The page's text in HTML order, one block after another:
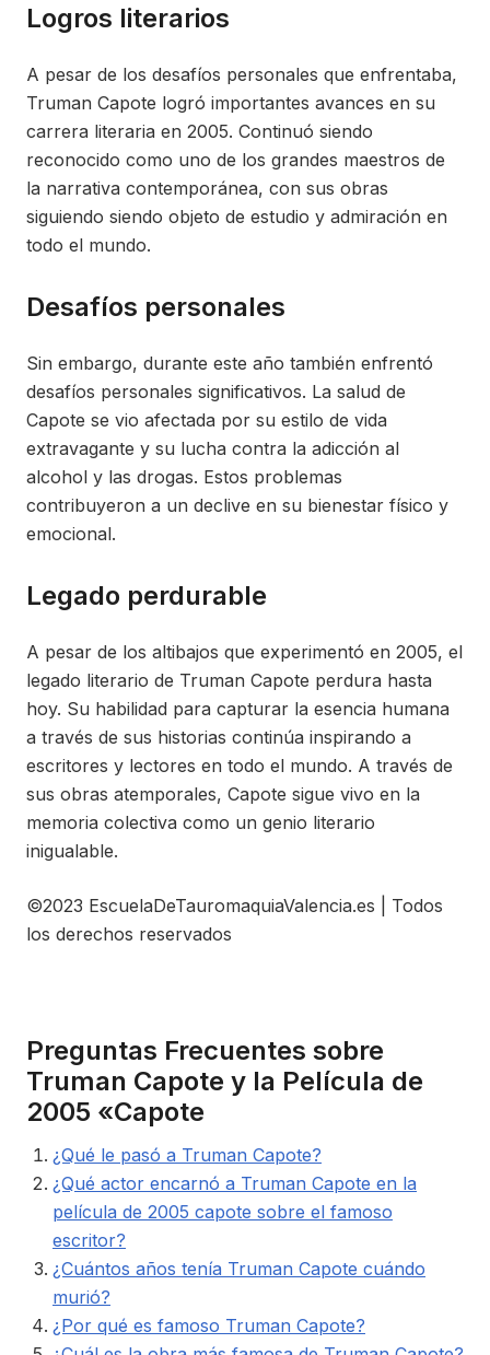
Logros literarios
A pesar de los desafíos personales que enfrentaba,
Truman Capote logró importantes avances en su
carrera literaria en 2005. Continuó siendo
reconocido como uno de los grandes maestros de
la narrativa contemporánea, con sus obras
siguiendo siendo objeto de estudio y admiración en
todo el mundo.
Desafíos personales
Sin embargo, durante este año también enfrentó
desafíos personales significativos. La salud de
Capote se vio afectada por su estilo de vida
extravagante y su lucha contra la adicción al
alcohol y las drogas. Estos problemas
contribuyeron a un declive en su bienestar físico y
emocional.
Legado perdurable
A pesar de los altibajos que experimentó en 2005, el
legado literario de Truman Capote perdura hasta
hoy. Su habilidad para capturar la esencia humana
a través de sus historias continúa inspirando a
escritores y lectores en todo el mundo. A través de
sus obras atemporales, Capote sigue vivo en la
memoria colectiva como un genio literario
inigualable.
©2023 EscuelaDeTauromaquiaValencia.es | Todos
los derechos reservados
Preguntas Frecuentes sobre
Truman Capote y la Película de
2005 «Capote
¿Qué le pasó a Truman Capote?
¿Qué actor encarnó a Truman Capote en la
película de 2005 capote sobre el famoso
escritor?
¿Cuántos años tenía Truman Capote cuándo
murió?
¿Por qué es famoso Truman Capote?